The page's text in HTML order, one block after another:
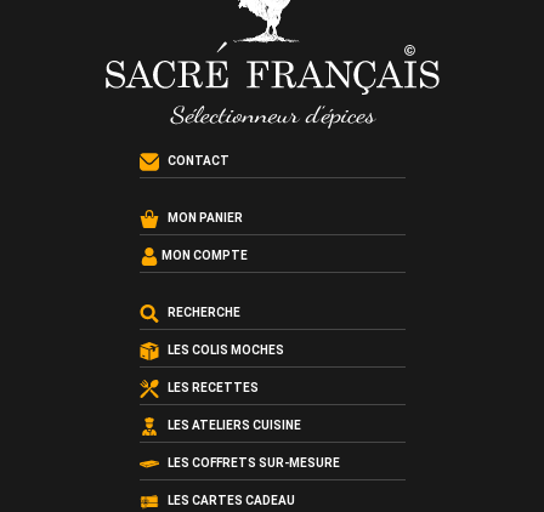
CONTACT
MON PANIER
MON COMPTE
RECHERCHE
LES COLIS MOCHES
LES RECETTES
LES ATELIERS CUISINE
LES COFFRETS SUR-MESURE
LES CARTES CADEAU